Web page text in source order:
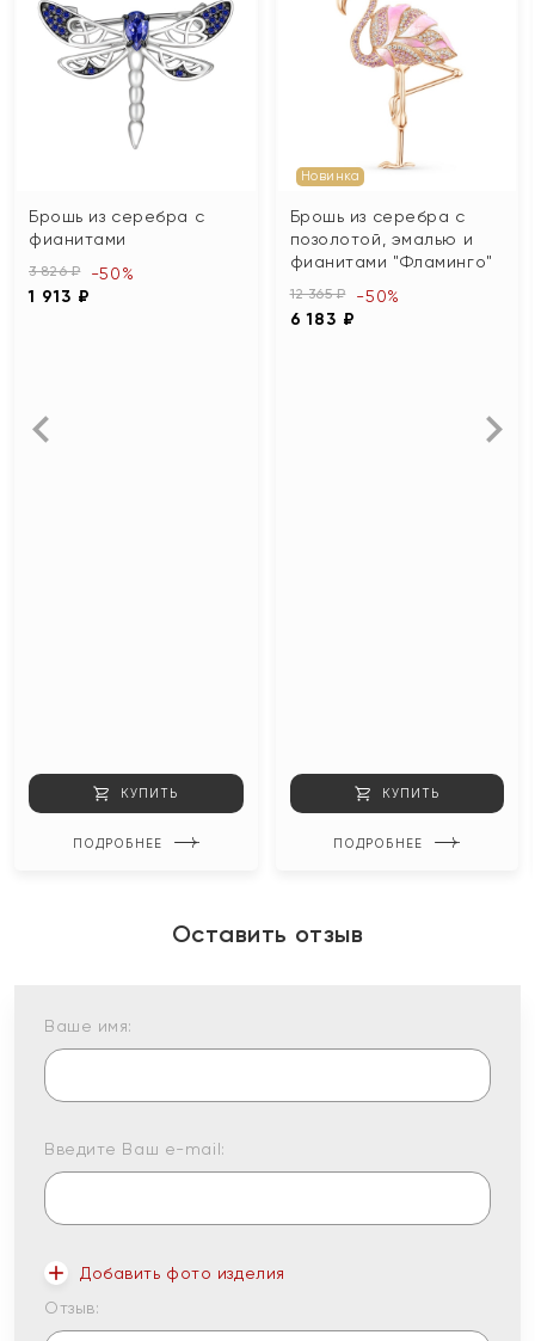
Брошь из серебра с
фианитами
3 826 ₽
1 913 ₽
-50%
КУПИТЬ
ПОДРОБНЕЕ
Новинка
Брошь из серебра с
позолотой, эмалью и
фианитами "Фламинго"
12 365 ₽
6 183 ₽
-50%
КУПИТЬ
ПОДРОБНЕЕ
Оставить отзыв
Ваше имя:
Введите Ваш e-mail:
Добавить фото изделия
Отзыв: